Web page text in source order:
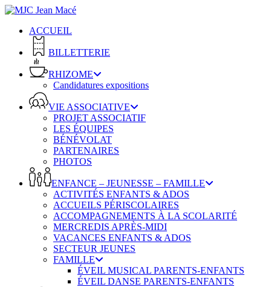
Skip
main
ACCUEIL
BILLETTERIE
RHIZOME
Candidatures expositions
VIE ASSOCIATIVE
PROJET ASSOCIATIF
LES ÉQUIPES
BÉNÉVOLAT
PARTENAIRES
PHOTOS
ENFANCE – JEUNESSE – FAMILLE
ACTIVITÉS ENFANTS & ADOS
ACCUEILS PÉRISCOLAIRES
ACCOMPAGNEMENTS À LA SCOLARITÉ
MERCREDIS APRÈS-MIDI
VACANCES ENFANTS & ADOS
SECTEUR JEUNES
FAMILLE
ÉVEIL MUSICAL PARENTS-ENFANTS
ÉVEIL DANSE PARENTS-ENFANTS